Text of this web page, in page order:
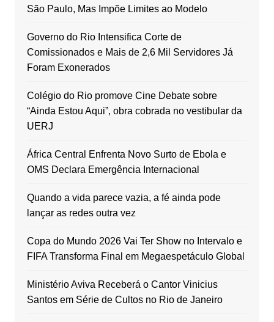
São Paulo, Mas Impõe Limites ao Modelo
Governo do Rio Intensifica Corte de
Comissionados e Mais de 2,6 Mil Servidores Já
Foram Exonerados
Colégio do Rio promove Cine Debate sobre
“Ainda Estou Aqui”, obra cobrada no vestibular da
UERJ
África Central Enfrenta Novo Surto de Ebola e
OMS Declara Emergência Internacional
Quando a vida parece vazia, a fé ainda pode
lançar as redes outra vez
Copa do Mundo 2026 Vai Ter Show no Intervalo e
FIFA Transforma Final em Megaespetáculo Global
Ministério Aviva Receberá o Cantor Vinicius
Santos em Série de Cultos no Rio de Janeiro